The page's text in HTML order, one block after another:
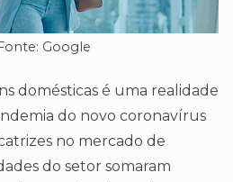
Google
domésticas é uma realidade
do novo coronavírus
no mercado de
do setor somaram